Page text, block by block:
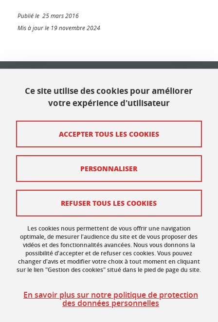
Publié le 25 mars 2016
Mis à jour le 19 novembre 2024
621 avenue Centrale
38400 Saint Martin d'Hères
Plan du site
Données personnelles
Gestion des cookies
Accessibilité : non conforme
Ce site utilise des cookies pour améliorer
votre expérience d'utilisateur
Les cookies nous permettent de vous offrir une navigation
optimale, de mesurer l'audience du site et de vous proposer des
vidéos et des fonctionnalités avancées. Nous vous donnons la
possibilité d'accepter et de refuser ces cookies. Vous pouvez
changer d'avis et modifier votre choix à tout moment en cliquant
sur le lien "Gestion des cookies" situé dans le pied de page du site.
En savoir plus sur notre politique de protection
des données personnelles
ACCEPTER TOUS LES COOKIES
REFUSER TOUS LES COOKIES
PERSONNALISER